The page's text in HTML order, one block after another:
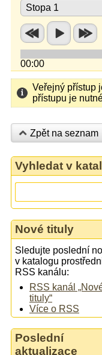
Stopa 1
00:00
Veřejný přístup
přístupu je
Zpět na seznam
Vyhledat v
Nové tituly
Sledujte poslední
v katalogu
RSS kanálu:
RSS kanál
tituly“
Více o RSS
Poslední
aktualizace